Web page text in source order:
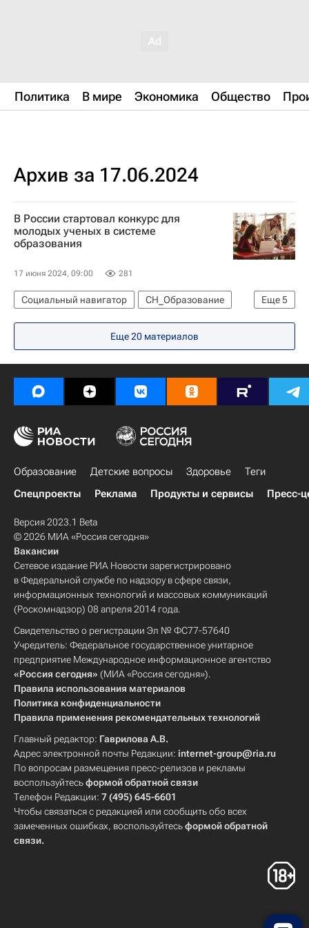
Политика В мире Экономика Общество
Архив за 17.06.2024
В России стартовал конкурс для
молодых ученых в системе
образования
17 июня 2024, 09:00 281
Еще5
Социальный навигатор
СН_Образование
Общество
Россия
Ольга Васильева
Российская академия образования
Год наставника
Еще 20 материалов
Образование Детские вопросы Здоровье
Теги
Спецпроекты
Реклама Продукты и сервисы Пресс-
Версия 2023.1 Beta
© 2026 МИА «Россия сегодня»
Вакансии
Сетевое издание РИА Новости зарегистрировано
в Федеральной службе по надзору в сфере связи,
информационных технологий и массовых коммуникаций
(Роскомнадзор) 08 апреля 2014 года.
Свидетельство о регистрации Эл № ФС77-57640
Учредитель: Федеральное государственное унитарное
предприятие Международное информационное агентство
«Россия сегодня» (МИА «Россия сегодня»).
Правила использования материалов
Политика конфиденциальности
Правила применения рекомендательных технологий
Главный редактор: Гаврилова А.В.
Адрес электронной почты Редакции: internet-group@ria.ru
По вопросам размещения пресс-релизов и рекламы
воспользуйтесьформой обратной связи
Телефон Редакции: 7 (495) 645-6601
Чтобы связаться с редакцией или сообщить обо всех
замеченных ошибках, воспользуйтесьформой обратной
связи.